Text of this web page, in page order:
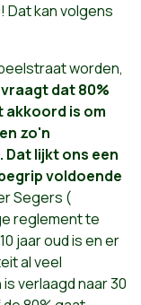
Dat kan volgens
worden,
dat 80%
akkoord is om
zo'n
lijkt ons een
voldoende
Segers (
reglement te
jaar oud is en er
al veel
verlaagd naar 30